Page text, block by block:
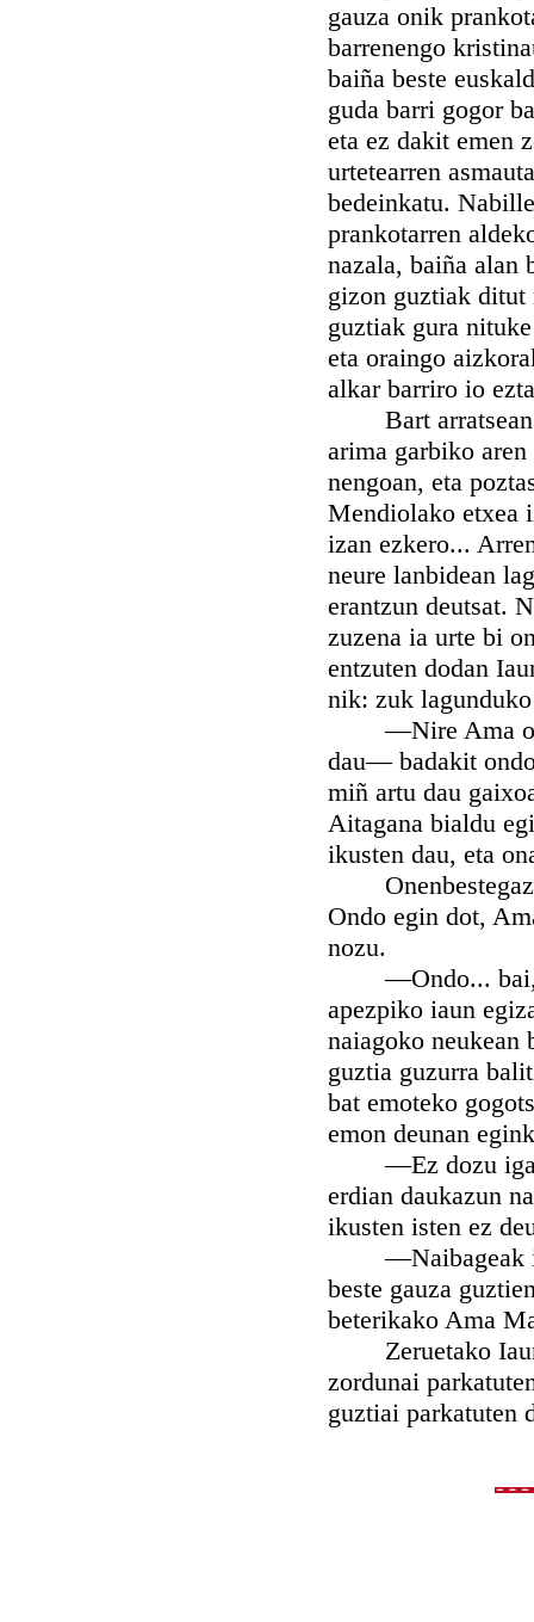
gauza onik
barrenengo
baiña beste
guda barri gogor
eta ez dakit emen
urtetearren
bedeinkatu.
prankotarren
nazala, baiña alan
gizon guztiak ditut
guztiak gura
eta oraingo
alkar barriro io
Bart arratsean
arima garbiko
nengoan, eta
Mendiolako etxea
izan ezkero...
neure lanbidean
erantzun deutsat.
zuzena ia urte bi
entzuten dodan
nik: zuk
—Nire Ama
dau— badakit
miñ artu dau
Aitagana bialdu
ikusten dau, eta
Onenbestegaz
Ondo egin dot,
nozu.
—Ondo... bai,
apezpiko iaun
naiagoko neukean
guztia guzurra
bat emoteko
emon deunan
—Ez dozu
erdian daukazun
ikusten isten ez
—Naibageak
beste gauza
beterikako Ama
Zeruetako Iaun
zordunai
guztiai parkatuten